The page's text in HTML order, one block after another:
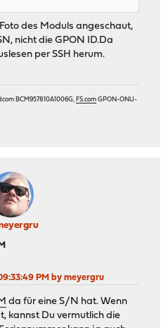
des Moduls angeschaut,
nicht die GPON ID.Da
per SSH herum.
BCM957810A1006G, FS.com GPON-ONU-
PM by meyergru
da für eine S/N hat. Wenn
kannst Du vermutlich die